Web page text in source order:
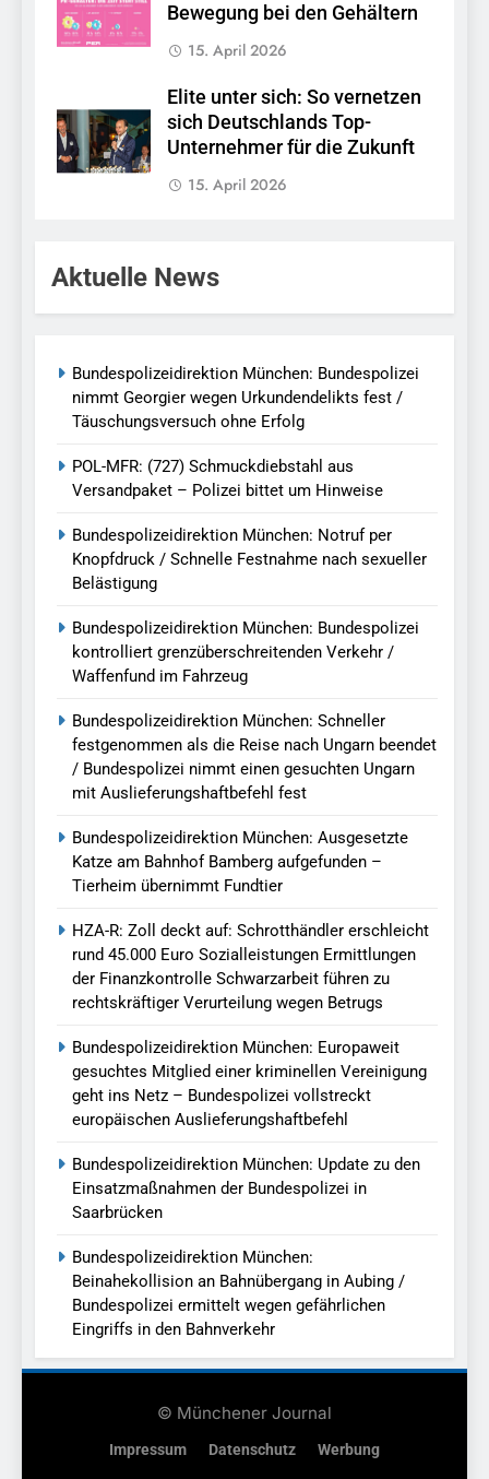
Bewegung bei den Gehältern
15. April 2026
Elite unter sich: So vernetzen
sich Deutschlands Top-
Unternehmer für die Zukunft
15. April 2026
Aktuelle News
Bundespolizeidirektion München: Bundespolizei
nimmt Georgier wegen Urkundendelikts fest /
Täuschungsversuch ohne Erfolg
POL-MFR: (727) Schmuckdiebstahl aus
Versandpaket – Polizei bittet um Hinweise
Bundespolizeidirektion München: Notruf per
Knopfdruck / Schnelle Festnahme nach sexueller
Belästigung
Bundespolizeidirektion München: Bundespolizei
kontrolliert grenzüberschreitenden Verkehr /
Waffenfund im Fahrzeug
Bundespolizeidirektion München: Schneller
festgenommen als die Reise nach Ungarn beendet
/ Bundespolizei nimmt einen gesuchten Ungarn
mit Auslieferungshaftbefehl fest
Bundespolizeidirektion München: Ausgesetzte
Katze am Bahnhof Bamberg aufgefunden –
Tierheim übernimmt Fundtier
HZA-R: Zoll deckt auf: Schrotthändler erschleicht
rund 45.000 Euro Sozialleistungen Ermittlungen
der Finanzkontrolle Schwarzarbeit führen zu
rechtskräftiger Verurteilung wegen Betrugs
Bundespolizeidirektion München: Europaweit
gesuchtes Mitglied einer kriminellen Vereinigung
geht ins Netz – Bundespolizei vollstreckt
europäischen Auslieferungshaftbefehl
Bundespolizeidirektion München: Update zu den
Einsatzmaßnahmen der Bundespolizei in
Saarbrücken
Bundespolizeidirektion München:
Beinahekollision an Bahnübergang in Aubing /
Bundespolizei ermittelt wegen gefährlichen
Eingriffs in den Bahnverkehr
© Münchener Journal
Impressum Datenschutz Werbung